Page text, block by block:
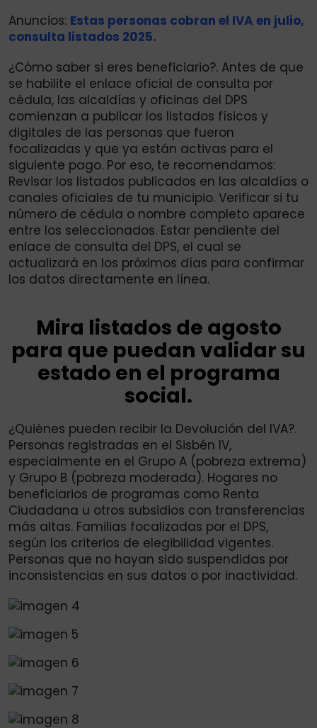
Anuncios: Estas personas cobran el IVA en julio,
consulta listados 2025.
¿Cómo saber si eres beneficiario?. Antes de que
se habilite el enlace oficial de consulta por
cédula, las alcaldías y oficinas del DPS
comienzan a publicar los listados físicos y
digitales de las personas que fueron
focalizadas y que ya están activas para el
siguiente pago. Por eso, te recomendamos:
Revisar los listados publicados en las alcaldías o
canales oficiales de tu municipio. Verificar si tu
número de cédula o nombre completo aparece
entre los seleccionados. Estar pendiente del
enlace de consulta del DPS, el cual se
actualizará en los próximos días para confirmar
los datos directamente en línea.
Mira listados de agosto
para que puedan validar su
estado en el programa
social.
¿Quiénes pueden recibir la Devolución del IVA?.
Personas registradas en el Sisbén IV,
especialmente en el Grupo A (pobreza extrema)
y Grupo B (pobreza moderada). Hogares no
beneficiarios de programas como Renta
Ciudadana u otros subsidios con transferencias
más altas. Familias focalizadas por el DPS,
según los criterios de elegibilidad vigentes.
Personas que no hayan sido suspendidas por
inconsistencias en sus datos o por inactividad.